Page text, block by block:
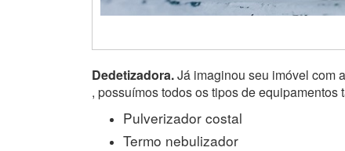
Dedetizadora.Já imaginou seu imóvel com
, possuímos todos os tipos de equipamentos
Pulverizador costal
Termo nebulizador